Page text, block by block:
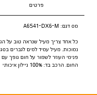
פרטים
מס דגם: A6S41-DX6-M
כל אחד צריך מעיל שנראה טוב על
נמוכות. מעיל עמיד למים לגברים
פנימי העוזר לשמור על חום גופך
החום. הרכב בד: 100% ניילון איכותי